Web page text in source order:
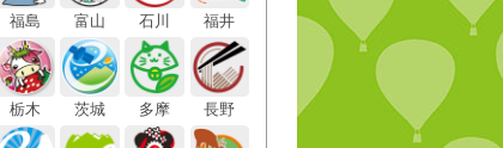
福島 富山 石川 福井
栃木 茨城 多摩 長野